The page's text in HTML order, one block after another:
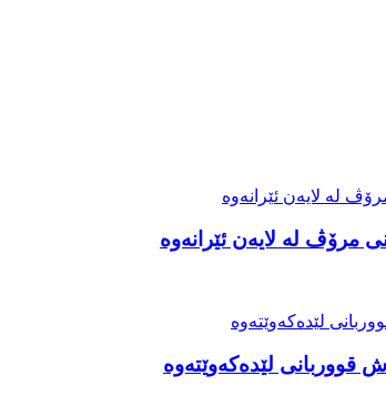
مرۆڤ لە لایەن ئێرانەوە
قووربانی لێدەکەوێتەوە